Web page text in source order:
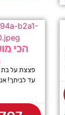
הכי
עד לביתך!